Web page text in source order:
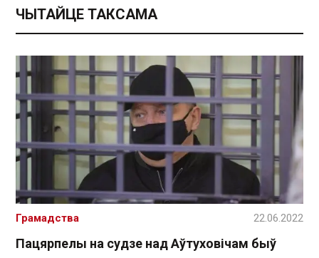
ЧЫТАЙЦЕ ТАКСАМА
Пацярпелы на судзе над Аўтуховічам быў
Грамадства 22.06.2022